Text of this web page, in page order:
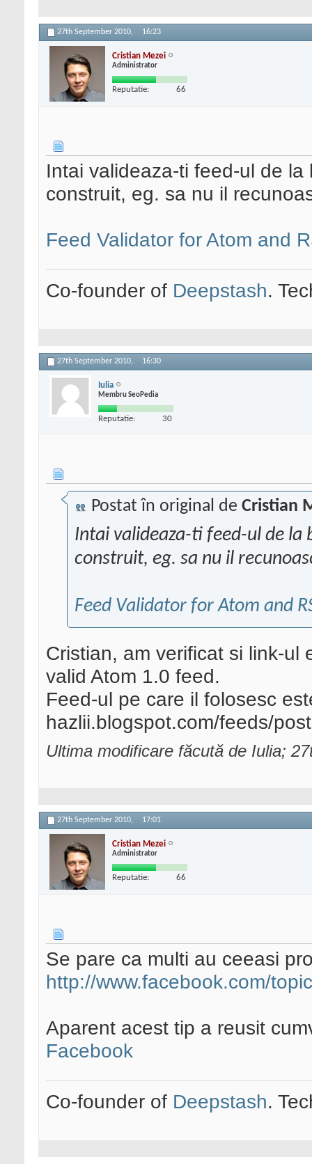
27th September 2010, 16:23
Cristian Mezei
Administrator
Reputatie: 66
Intai valideaza-ti feed-ul de
construit, eg. sa nu il
Feed Validator for Atom and
Co-founder of Deepstash.
27th September 2010, 16:30
Iulia
Membru SeoPedia
Reputatie: 30
Postat în original de Cristian
Intai valideaza-ti feed-ul de la
construit, eg. sa nu il
Feed Validator for Atom and
Cristian, am verificat si link-ul
valid Atom 1.0 feed.
Feed-ul pe care il folosesc
hazlii.blogspot.com/feeds/
Ultima modificare făcută de Iulia;
27th September 2010, 17:01
Cristian Mezei
Administrator
Reputatie: 66
Se pare ca multi au ceeasi
http://www.facebook.com/
Aparent acest tip a reusit
Facebook
Co-founder of Deepstash.